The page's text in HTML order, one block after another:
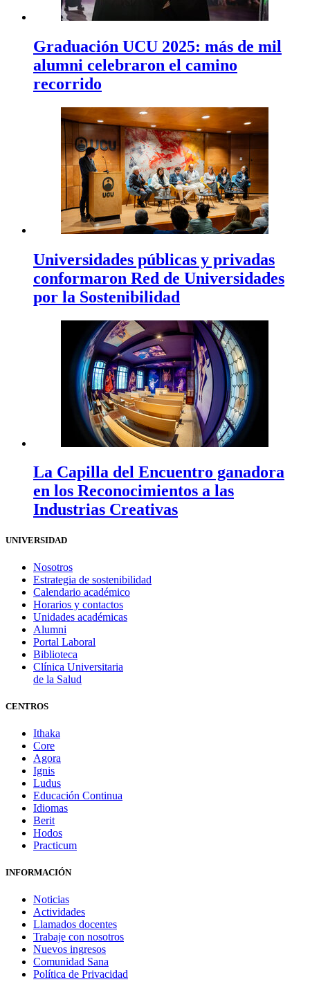
Graduación UCU 2025: más de mil
alumni celebraron el camino
recorrido
Universidades públicas y privadas
conformaron Red de Universidades
por la Sostenibilidad
La Capilla del Encuentro ganadora
en los Reconocimientos a las
Industrias Creativas
UNIVERSIDAD
Nosotros
Estrategia de sostenibilidad
Calendario académico
Horarios y contactos
Unidades académicas
Alumni
Portal Laboral
Biblioteca
Clínica Universitaria
de la Salud
CENTROS
Ithaka
Core
Agora
Ignis
Ludus
Educación Continua
Idiomas
Berit
Hodos
Practicum
INFORMACIÓN
Noticias
Actividades
Llamados docentes
Trabaje con nosotros
Nuevos ingresos
Comunidad Sana
Política de Privacidad